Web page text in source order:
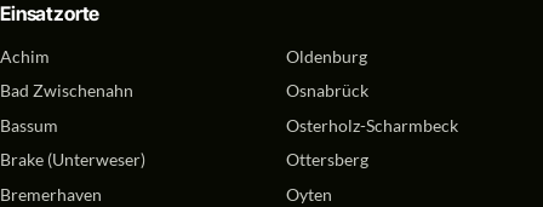
Einsatzorte
Achim
Bad Zwischenahn
Bassum
Brake (Unterweser)
Bremerhaven
Oldenburg
Osnabrück
Osterholz-Scharmbeck
Ottersberg
Oyten